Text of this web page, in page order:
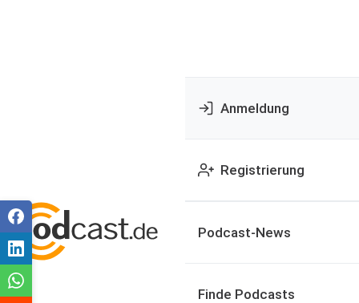
Anmeldung
Registrierung
Podcast-News
Finde Podcasts